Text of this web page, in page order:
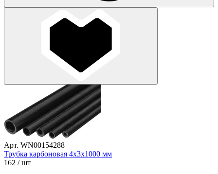
Арт. WN00154288
Трубка карбоновая 4х3х1000 мм
162 / шт